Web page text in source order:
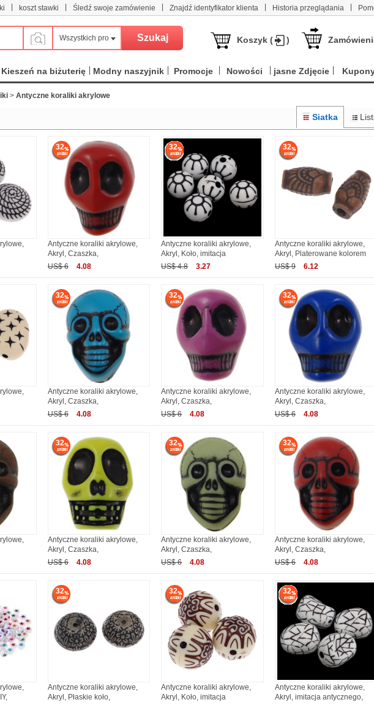
koszt stawki Śledź swoje zamówienie Znajdź identyfikator klienta Historia przeglądania
Wszystkich produktów Koszyk ( )
Kieszeń na biżuterię Modny naszyjnik Promocje Nowości jasne Zdjęcie
> Antyczne koraliki akrylowe
Siatka
32
Antyczne koraliki akrylowe,
Akryl, Czaszka,
US$ 6
4.08
32
Antyczne koraliki akrylowe,
Akryl, Koło, imitacja
US$ 4.8
3.27
32
Antyczne koraliki akrylowe,
Akryl, Platerowane kolorem
US$ 9
6.12
32
Antyczne koraliki akrylowe,
Akryl, Czaszka,
US$ 6
4.08
32
Antyczne koraliki akrylowe,
Akryl, Czaszka,
US$ 6
4.08
32
Antyczne koraliki akrylowe,
Akryl, Czaszka,
US$ 6
4.08
32
Antyczne koraliki akrylowe,
Akryl, Czaszka,
US$ 6
4.08
32
Antyczne koraliki akrylowe,
Akryl, Czaszka,
US$ 6
4.08
32
Antyczne koraliki akrylowe,
Akryl, Czaszka,
US$ 6
4.08
32
Antyczne koraliki akrylowe,
Akryl, Płaskie koło,
32
Antyczne koraliki akrylowe,
Akryl, Koło, imitacja
32
Antyczne koraliki akrylowe,
Akryl, imitacja antycznego,